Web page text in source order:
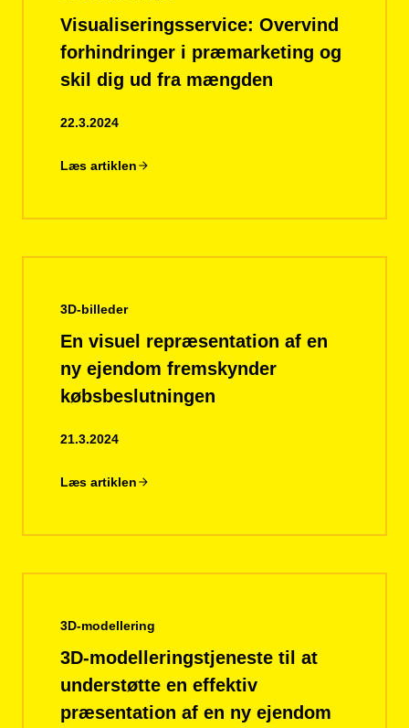
Visualiseringsservice: Overvind
forhindringer i præmarketing og
skil dig ud fra mængden
22.3.2024
Læs artiklen
3D-billeder
En visuel repræsentation af en
ny ejendom fremskynder
købsbeslutningen
21.3.2024
Læs artiklen
3D-modellering
3D-modelleringstjeneste til at
understøtte en effektiv
præsentation af en ny ejendom